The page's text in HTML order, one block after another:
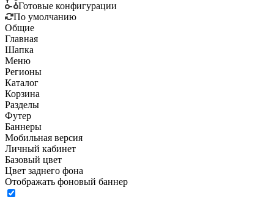
Готовые конфигурации
По умолчанию
Общие
Главная
Шапка
Меню
Регионы
Каталог
Корзина
Разделы
Футер
Баннеры
Мобильная версия
Личный кабинет
Базовый цвет
Цвет заднего фона
Отображать фоновый баннер